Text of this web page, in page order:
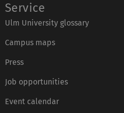
Service
Ulm University glossary
Campus maps
Press
Job opportunities
Event calendar